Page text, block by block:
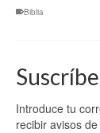
Biblia
Introduce tu
recibir avisos